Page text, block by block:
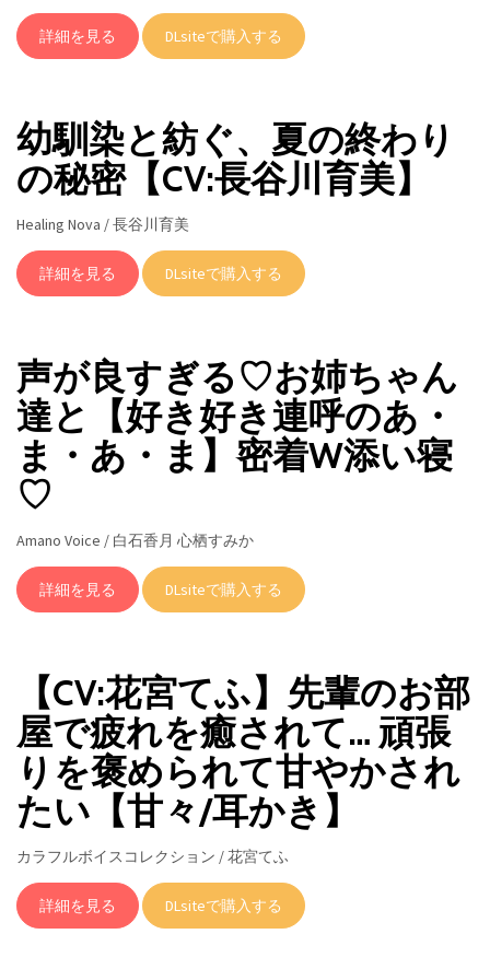
詳細を見る DLsiteで購入する
幼馴染と紡ぐ、夏の終わり
の秘密【CV:長谷川育美】
Healing Nova / 長谷川育美
詳細を見る DLsiteで購入する
声が良すぎる♡お姉ちゃん
達と【好き好き連呼のあ・
ま・あ・ま】密着W添い寝
♡
Amano Voice / 白石香月 心栖すみか
詳細を見る DLsiteで購入する
【CV:花宮てふ】先輩のお部
屋で疲れを癒されて… 頑張
りを褒められて甘やかされ
たい【甘々/耳かき】
カラフルボイスコレクション / 花宮てふ
詳細を見る DLsiteで購入する